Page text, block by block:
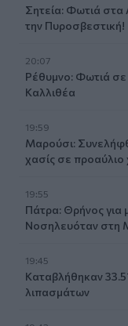
Σητεία: Φωτιά στα
την Πυροσβεστική!
20:07
Ρέθυμνο: Φωτιά
Καλλιθέα
19:59
Μαρούσι:
χασίς σε
19:55
Πάτρα: Θρήνος για
Νοσηλευόταν στη
19:45
Καταβλήθηκαν
λιπασμάτων